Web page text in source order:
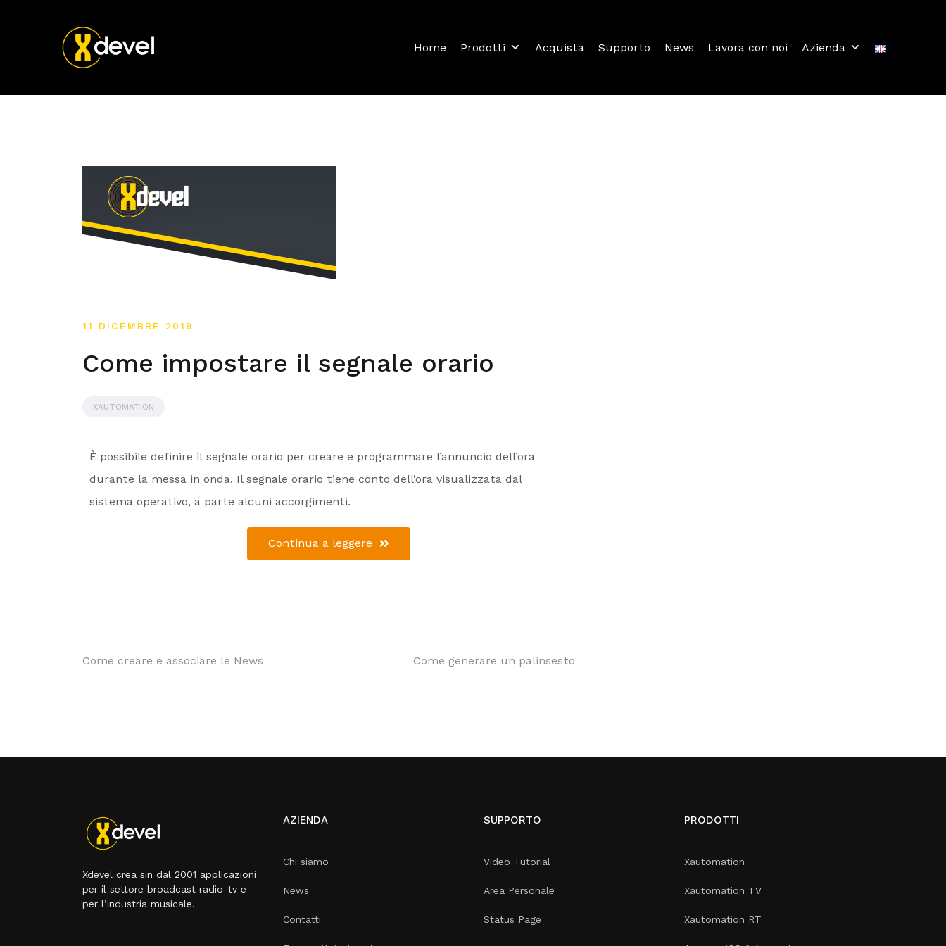
Home Prodotti Acquista Supporto News Lavora con noi Azienda
11 DICEMBRE 2019
Come impostare il segnale orario
XAUTOMATION
È possibile definire il segnale orario per creare e programmare l’annuncio dell’ora
durante la messa in onda. Il segnale orario tiene conto dell’ora visualizzata dal
sistema operativo, a parte alcuni accorgimenti.
Continua a leggere
Come creare e associare le News Come generare un palinsesto
Xdevel crea sin dal 2001 applicazioni
per il settore broadcast radio-tv e
per l’industria musicale.
AZIENDA
Chi siamo
News
Contatti
SUPPORTO
Video Tutorial
Area Personale
Status Page
PRODOTTI
Xautomation
Xautomation TV
Xautomation RT